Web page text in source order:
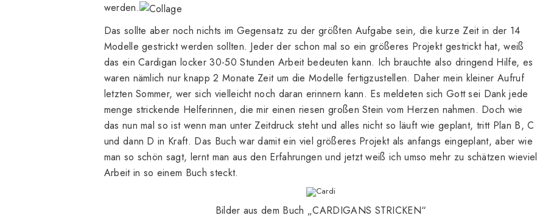
werden.
Das sollte aber noch nichts im Gegensatz zu der größten Aufgabe sein, die kurze Zeit in der 14
Modelle gestrickt werden sollten. Jeder der schon mal so ein größeres Projekt gestrickt hat, weiß
das ein Cardigan locker 30-50 Stunden Arbeit bedeuten kann. Ich brauchte also dringend Hilfe, es
waren nämlich nur knapp 2 Monate Zeit um die Modelle fertigzustellen. Daher mein kleiner Aufruf
letzten Sommer, wer sich vielleicht noch daran erinnern kann. Es meldeten sich Gott sei Dank jede
menge strickende Helferinnen, die mir einen riesen großen Stein vom Herzen nahmen. Doch wie
das nun mal so ist wenn man unter Zeitdruck steht und alles nicht so läuft wie geplant, tritt Plan B, C
und dann D in Kraft. Das Buch war damit ein viel größeres Projekt als anfangs eingeplant, aber wie
man so schön sagt, lernt man aus den Erfahrungen und jetzt weiß ich umso mehr zu schätzen wieviel
Arbeit in so einem Buch steckt.
Bilder aus dem Buch „CARDIGANS STRICKEN“